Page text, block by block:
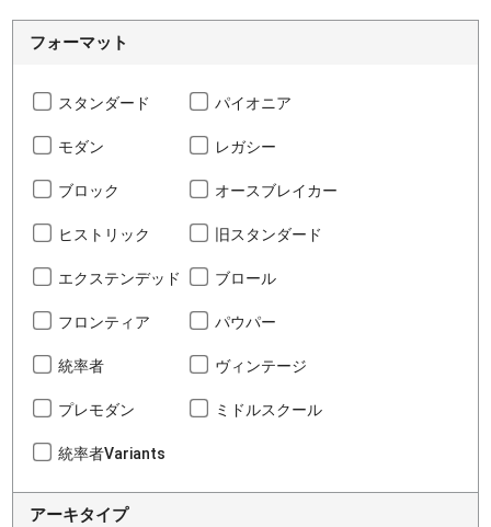
フォーマット
スタンダード パイオニア
モダン レガシー
ブロック オースブレイカー
ヒストリック 旧スタンダード
エクステンデッド ブロール
フロンティア パウパー
統率者 ヴィンテージ
プレモダン ミドルスクール
統率者Variants
アーキタイプ